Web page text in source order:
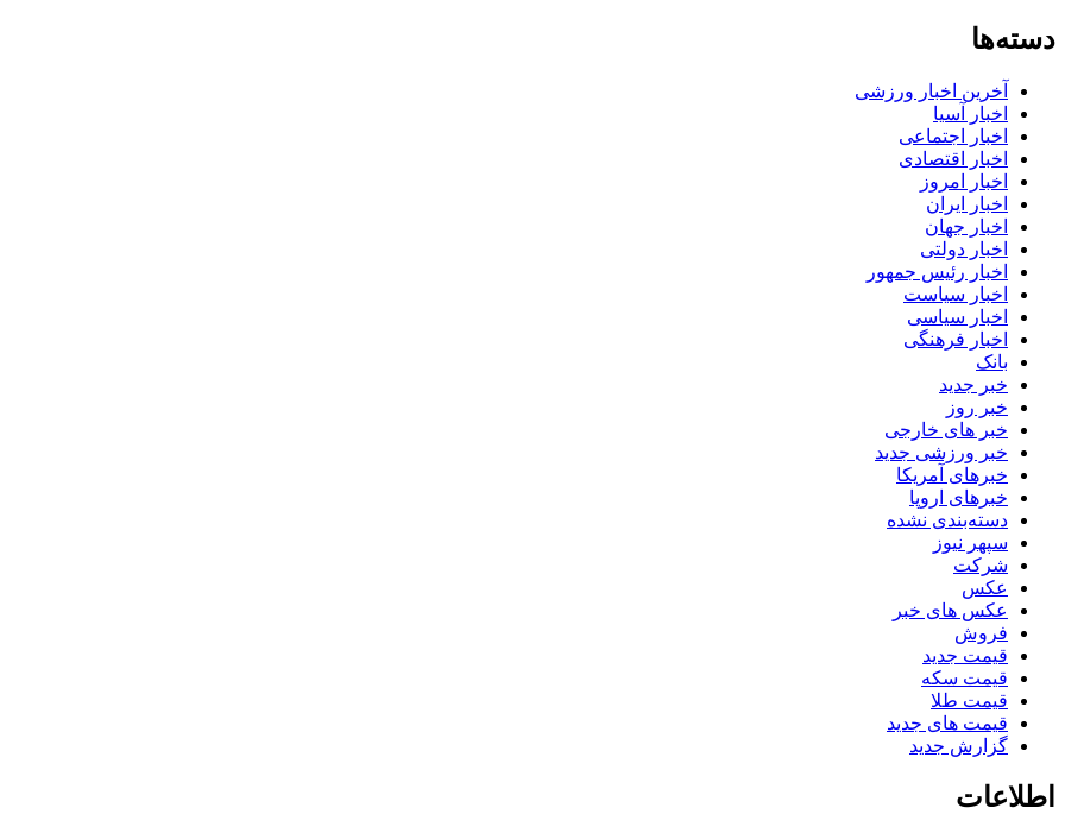
دسته‌ها
آخرین اخبار ورزشی
اخبار آسیا
اخبار اجتماعی
اخبار اقتصادی
اخبار امروز
اخبار ایران
اخبار جهان
اخبار دولتی
اخبار رئیس جمهور
اخبار سیاست
اخبار سیاسی
اخبار فرهنگی
بانک
خبر جدید
خبر روز
خبر های خارجی
خبر ورزشی جدید
خبرهای آمریکا
خبرهای اروپا
دسته‌بندی نشده
سپهر نیوز
شرکت
عکس
عکس های خبر
فروش
قیمت جدید
قیمت سکه
قیمت طلا
قیمت های جدید
گزارش جدید
اطلاعات